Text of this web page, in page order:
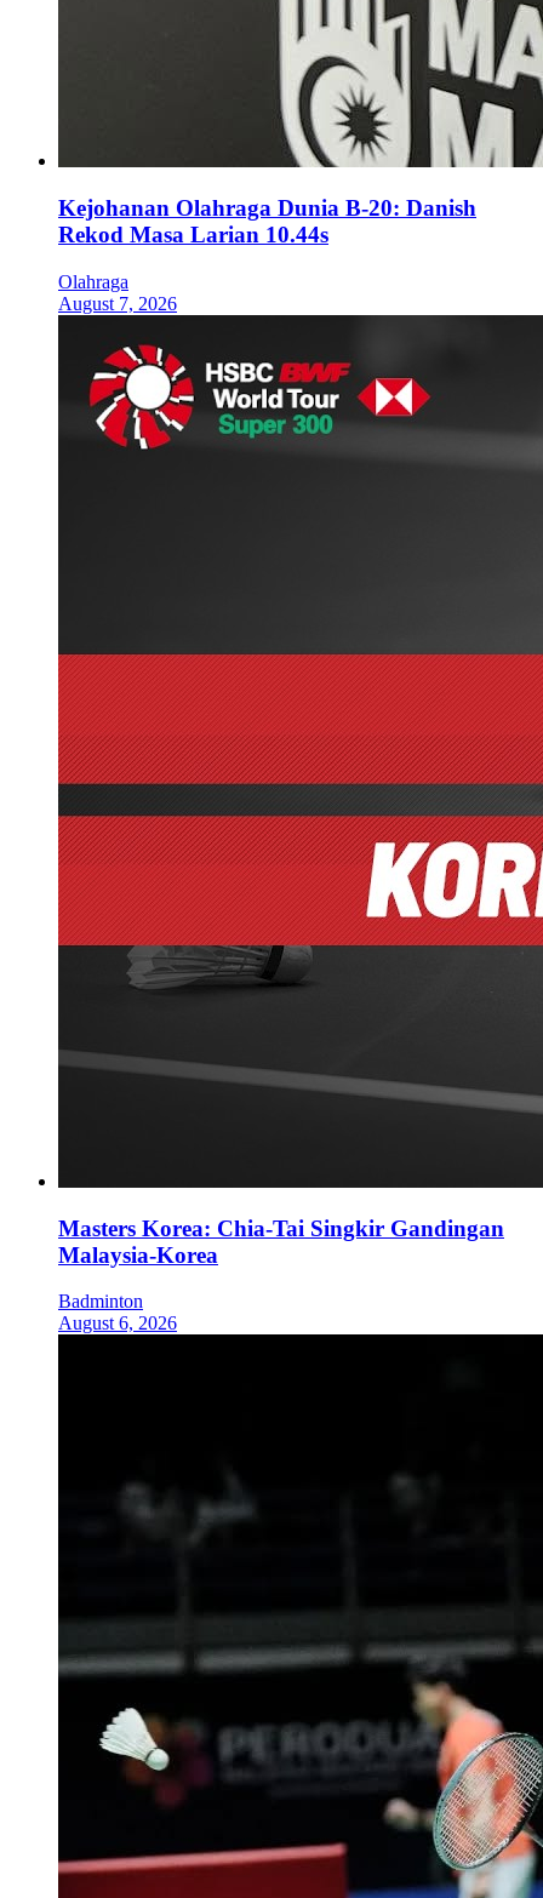
Kejohanan Olahraga Dunia B-20: Danish
Rekod Masa Larian 10.44s
Olahraga
August 7, 2026
Masters Korea: Chia-Tai Singkir Gandingan
Malaysia-Korea
Badminton
August 6, 2026